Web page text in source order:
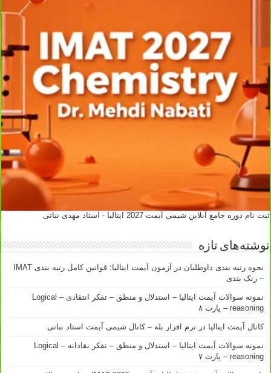
ثبت نام دوره جامع آنلاین شیمی آیمت 2027 ایتالیا - استاد مهدی نباتی
نوشته‌های تازه
نحوه رتبه بندی داوطلبان در آزمون آیمت ایتالیا؛ قوانین کامل رتبه بندی IMAT
– رنک بندی
نمونه سوالات آیمت ایتالیا – استدلال و منطق – تفکر انتقادی – Logical
reasoning – پارت ۸
کانال آیمت ایتالیا در نرم افزار بله – کانال شیمی آیمت استاد نباتی
نمونه سوالات آیمت ایتالیا – استدلال و منطق – تفکر نقادانه – Logical
reasoning – پارت ۷